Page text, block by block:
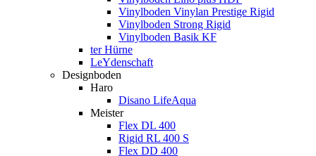
Vinylboden Vinylan Prestige Rigid
Vinylboden Strong Rigid
Vinylboden Basik KF
ter Hürne
LeYdenschaft
Designboden
Haro
Disano LifeAqua
Meister
Flex DL 400
Rigid RL 400 S
Flex DD 400